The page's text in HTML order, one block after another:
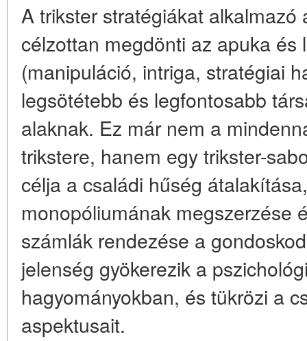
A trikster stratégiákat
célzottan megdönti az apuka és
(manipuláció, intriga, stratégiai
legsötétebb és legfontosabb
alaknak. Ez már nem a
trikstere, hanem egy trikster-
célja a családi hűség
monopóliumának megszerzése
számlák rendezése a
jelenség gyökerezik a
hagyományokban, és tükrözi a
aspektusait.